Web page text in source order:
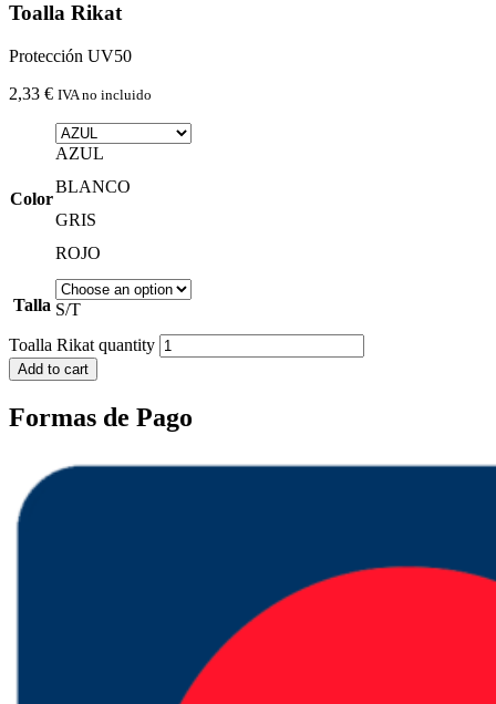
Toalla Rikat
Protección UV50
2,33 € IVA no incluido
Color
AZUL
BLANCO
GRIS
ROJO
Talla S/T
Toalla Rikat quantity
Add to cart
Formas de Pago